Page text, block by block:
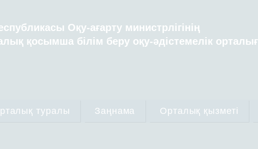
Оқу-ағарту министрлігінің
қосымша білім беру оқу-әдістемелік
туралы Заңнама Орталық қызметі